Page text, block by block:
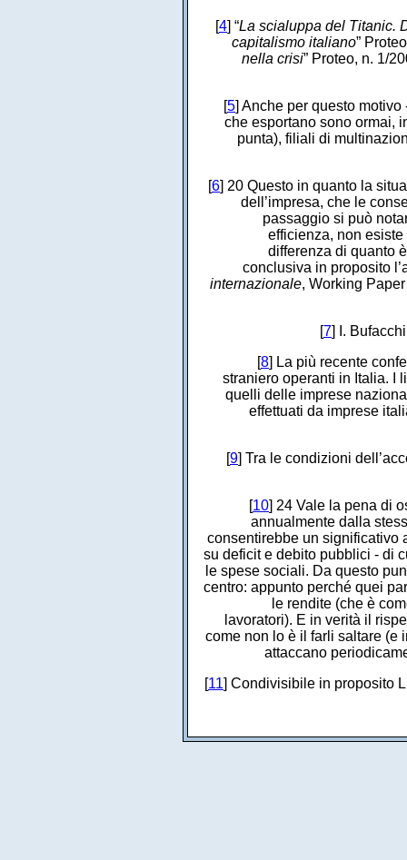
[4] “La scialuppa del Titanic.
capitalismo italiano”
nella crisi” Proteo, n. 1/
[5] Anche per questo
che esportano sono ormai,
punta), filiali di
[6] 20 Questo in quanto la
dell’impresa, che le
passaggio si può
efficienza, non
differenza di quanto
conclusiva in proposito
internazionale, Working
[7] I.
[8] La più recente
straniero operanti in Italia. I
quelli delle imprese
effettuati da imprese
[9] Tra le condizioni
[10] 24 Vale la pena di
annualmente dalla
consentirebbe un significativo
su deficit e debito pubblici - di
le spese sociali. Da questo
centro: appunto perché quei
le rendite (che è
lavoratori). E in verità il
come non lo è il farli saltare (e
attaccano
[11] Condivisibile in proposito